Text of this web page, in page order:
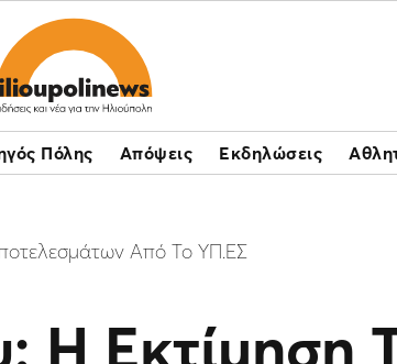
Πόλης Απόψεις Εκδηλώσεις
Από Το ΥΠ.ΕΣ
H Eκτίμηση